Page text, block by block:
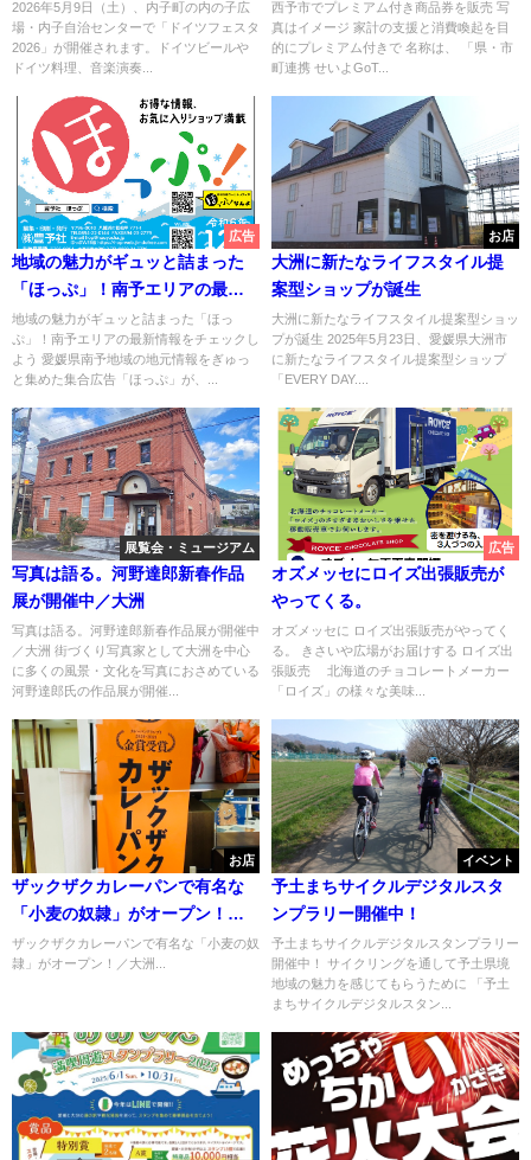
ドイツ気分
2026年5月9日（土）、内子町の内の子広
場・内子自治センターで「ドイツフェスタ
2026」が開催されます。ドイツビールや
ドイツ料理、音楽演奏...
西予市でプレミアム付き商品券を販売 写
真はイメージ 家計の支援と消費喚起を目
的にプレミアム付きで 名称は、 「県・市
町連携 せいよGoT...
広告
地域の魅力がギュッと詰まった
「ほっぷ」！南予エリアの最新
情報をチェックしよう
地域の魅力がギュッと詰まった「ほっ
ぷ」！南予エリアの最新情報をチェックし
よう 愛媛県南予地域の地元情報をぎゅっ
と集めた集合広告「ほっぷ」が、...
お店
大洲に新たなライフスタイル提
案型ショップが誕生
大洲に新たなライフスタイル提案型ショッ
プが誕生 2025年5月23日、愛媛県大洲市
に新たなライフスタイル提案型ショップ
「EVERY DAY....
展覧会・ミュージアム
写真は語る。河野達郎新春作品
展が開催中／大洲
写真は語る。河野達郎新春作品展が開催中
／大洲 街づくり写真家として大洲を中心
に多くの風景・文化を写真におさめている
河野達郎氏の作品展が開催...
広告
オズメッセにロイズ出張販売が
やってくる。
オズメッセに ロイズ出張販売がやってく
る。 きさいや広場がお届けする ロイズ出
張販売 北海道のチョコレートメーカー
「ロイズ」の様々な美味...
お店
ザックザクカレーパンで有名な
「小麦の奴隷」がオープン！／
大洲
ザックザクカレーパンで有名な「小麦の奴
隷」がオープン！／大洲...
イベント
予土まちサイクルデジタルスタ
ンプラリー開催中！
予土まちサイクルデジタルスタンプラリー
開催中！ サイクリングを通して予土県境
地域の魅力を感じてもらうために 「予土
まちサイクルデジタルスタン...